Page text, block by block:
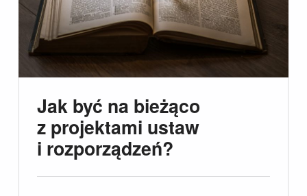
Jak być na bieżąco
z projektami ustaw
i rozporządzeń?